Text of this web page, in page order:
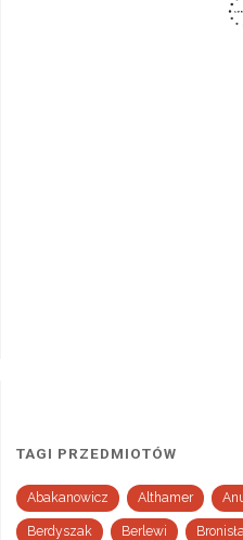
TAGI PRZEDMIOTÓW
Abakanowicz Althamer
Berdyszak Berlewi